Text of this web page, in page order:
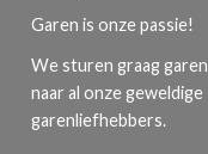
Garen is onze passie!
We sturen graag garen
naar al onze geweldige
garenliefhebbers.